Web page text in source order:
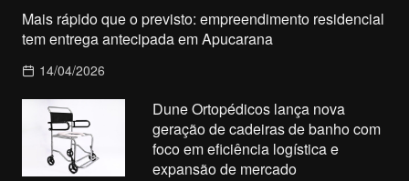
Mais rápido que o previsto: empreendimento residencial
tem entrega antecipada em Apucarana
14/04/2026
Dune Ortopédicos lança nova
geração de cadeiras de banho com
foco em eficiência logística e
expansão de mercado